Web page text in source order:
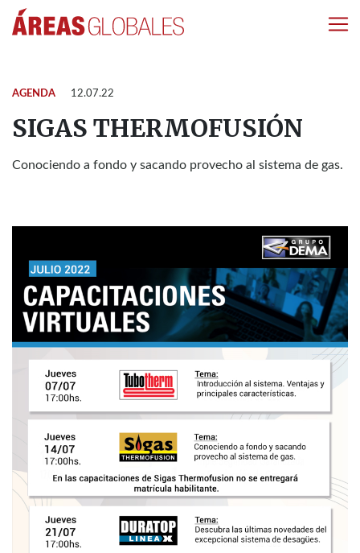
AGENDA 12.07.22
SIGAS THERMOFUSIÓN
Conociendo a fondo y sacando provecho al sistema de gas.